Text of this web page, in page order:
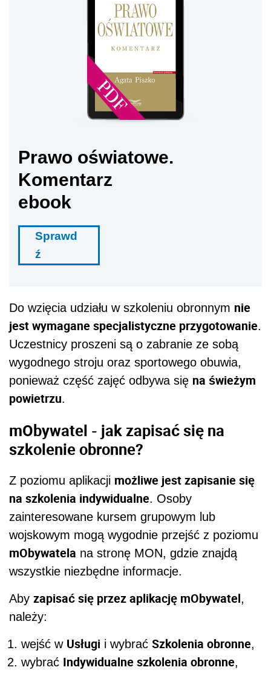
Prawo oświatowe.
Komentarz
ebook
Sprawd
ź
Do wzięcia udziału w szkoleniu obronnym nie
jest wymagane specjalistyczne przygotowanie.
Uczestnicy proszeni są o zabranie ze sobą
wygodnego stroju oraz sportowego obuwia,
ponieważ część zajęć odbywa się na świeżym
powietrzu.
mObywatel - jak zapisać się na
szkolenie obronne?
Z poziomu aplikacji możliwe jest zapisanie się
na szkolenia indywidualne. Osoby
zainteresowane kursem grupowym lub
wojskowym mogą wygodnie przejść z poziomu
mObywatela na stronę MON, gdzie znajdą
wszystkie niezbędne informacje.
Aby zapisać się przez aplikację mObywatel,
należy:
wejść w Usługi i wybrać Szkolenia obronne,
wybrać Indywidualne szkolenia obronne,